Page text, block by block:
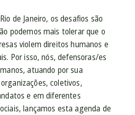
de Janeiro, os desafios são
podemos mais tolerar que o
violem direitos humanos e
Por isso, nós, defensoras/es
atuando por sua
coletivos,
e em diferentes
lançamos esta agenda de